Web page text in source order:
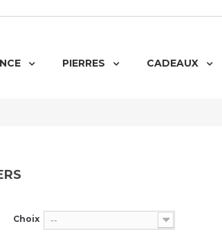
PIERRES CADEAUX
Choix --